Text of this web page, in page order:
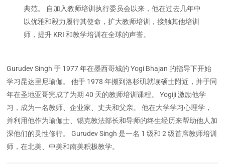
典范。 自加入教师培训执行委员会以来，他在过去几年中
以优雅和毅力履行其使命，扩大教师培训，接触其他培训
师，提升 KRI 和教学培训在全球的声誉。
Gurudev Singh 于 1977 年在墨西哥城的 Yogi Bhajan 的指导下开始
学习昆达里尼瑜伽。 他于 1978 年搬到洛杉矶就读硕士附近，并于同
年在圣地亚哥完成了为期 40 天的教师培训课程。 Yogiji 激励他学
习，成为一名教师、企业家、丈夫和父亲。 他在大学学习心理学，
并利用他作为瑜伽士、锡克教法部长和导师的终生经历来帮助他人加
深他们的灵性修行。 Gurudev Singh 是一名 1 级和 2 级首席教师培训
师，在北美、中美和南美积极教学。